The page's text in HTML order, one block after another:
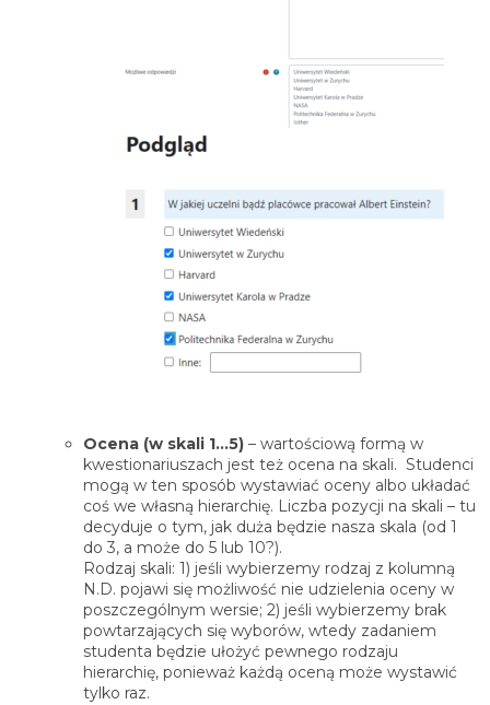
Ocena (w skali 1…5) – wartościową formą w
kwestionariuszach jest też ocena na skali. Studenci
mogą w ten sposób wystawiać oceny albo układać
coś we własną hierarchię. Liczba pozycji na skali – tu
decyduje o tym, jak duża będzie nasza skala (od 1
do 3, a może do 5 lub 10?).
Rodzaj skali: 1) jeśli wybierzemy rodzaj z kolumną
N.D. pojawi się możliwość nie udzielenia oceny w
poszczególnym wersie; 2) jeśli wybierzemy brak
powtarzających się wyborów, wtedy zadaniem
studenta będzie ułożyć pewnego rodzaju
hierarchię, ponieważ każdą oceną może wystawić
tylko raz.